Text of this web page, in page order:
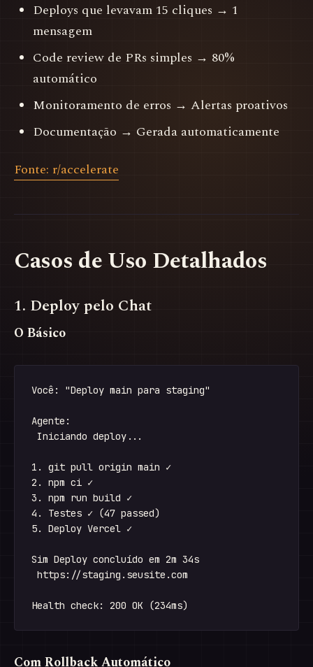
Deploys que levavam 15 cliques → 1
mensagem
Code review de PRs simples → 80%
automático
Monitoramento de erros → Alertas proativos
Documentação → Gerada automaticamente
Fonte: r/accelerate
Casos de Uso Detalhados
1. Deploy pelo Chat
O Básico
Você: "Deploy main para staging"
Agente:
Iniciando deploy...
1. git pull origin main ✓
2. npm ci ✓
3. npm run build ✓
4. Testes ✓ (47 passed)
5. Deploy Vercel ✓
Sim Deploy concluído em 2m 34s
https://staging.seusite.com
Com Rollback Automático